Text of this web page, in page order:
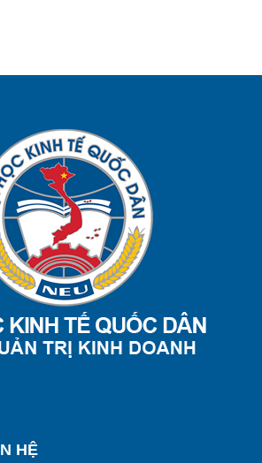
HỆ